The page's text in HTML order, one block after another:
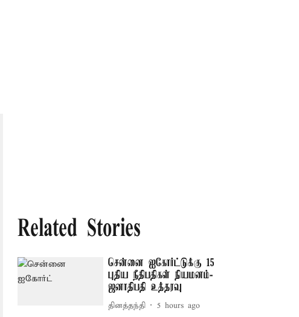
Related Stories
சென்னை ஐகோர்ட்டுக்கு 15
புதிய நீதிபதிகள் நியமனம்-
ஜனாதிபதி உத்தரவு
தினத்தந்தி 5 hours ago